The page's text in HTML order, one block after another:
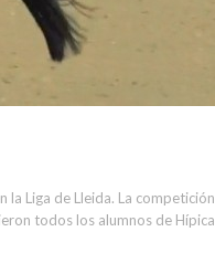
Liga de Lleida. La competición
todos los alumnos de Hípica